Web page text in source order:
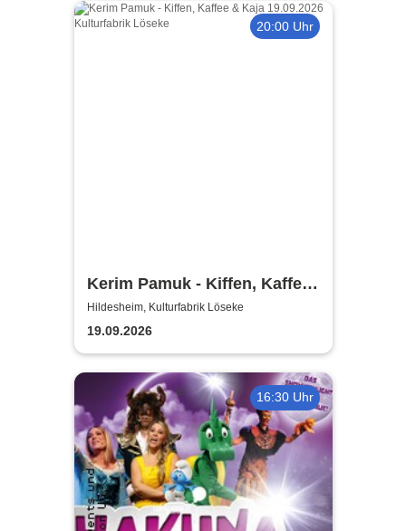
20:00 Uhr
Kerim Pamuk - Kiffen, Kaffee
& Kajal
Hildesheim, Kulturfabrik Löseke
19.09.2026
16:30 Uhr